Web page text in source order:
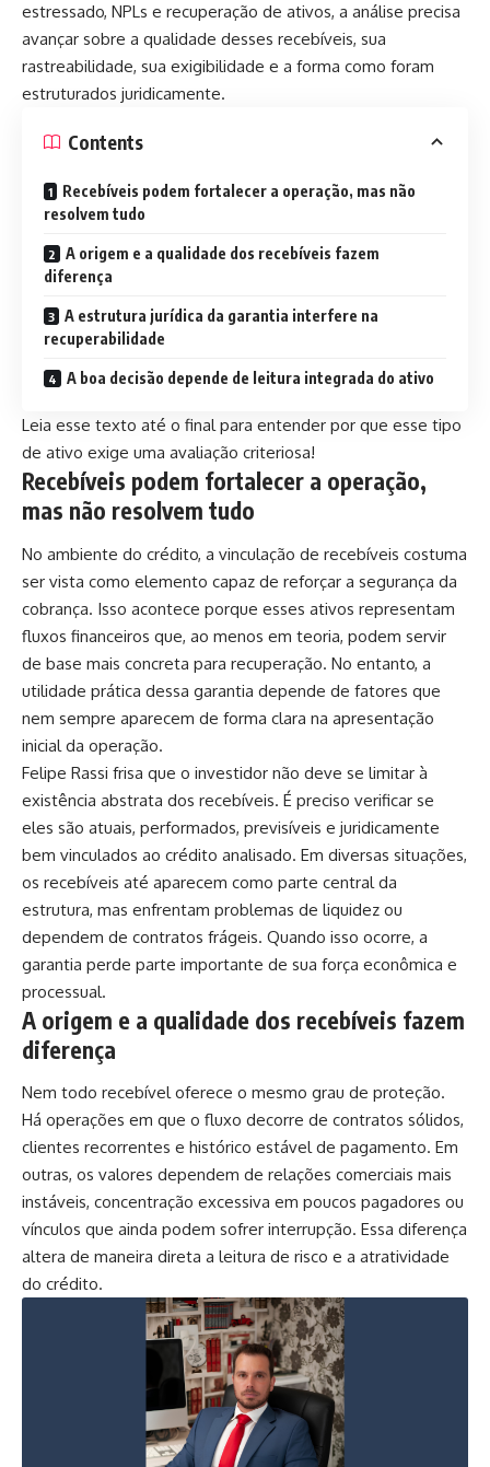
estressado, NPLs e recuperação de ativos, a análise precisa
avançar sobre a qualidade desses recebíveis, sua
rastreabilidade, sua exigibilidade e a forma como foram
estruturados juridicamente.
Contents
Recebíveis podem fortalecer a operação, mas não
resolvem tudo
A origem e a qualidade dos recebíveis fazem
diferença
A estrutura jurídica da garantia interfere na
recuperabilidade
A boa decisão depende de leitura integrada do ativo
Leia esse texto até o final para entender por que esse tipo
de ativo exige uma avaliação criteriosa!
Recebíveis podem fortalecer a operação,
mas não resolvem tudo
No ambiente do crédito, a vinculação de recebíveis costuma
ser vista como elemento capaz de reforçar a segurança da
cobrança. Isso acontece porque esses ativos representam
fluxos financeiros que, ao menos em teoria, podem servir
de base mais concreta para recuperação. No entanto, a
utilidade prática dessa garantia depende de fatores que
nem sempre aparecem de forma clara na apresentação
inicial da operação.
Felipe Rassi frisa que o investidor não deve se limitar à
existência abstrata dos recebíveis. É preciso verificar se
eles são atuais, performados, previsíveis e juridicamente
bem vinculados ao crédito analisado. Em diversas situações,
os recebíveis até aparecem como parte central da
estrutura, mas enfrentam problemas de liquidez ou
dependem de contratos frágeis. Quando isso ocorre, a
garantia perde parte importante de sua força econômica e
processual.
A origem e a qualidade dos recebíveis fazem
diferença
Nem todo recebível oferece o mesmo grau de proteção.
Há operações em que o fluxo decorre de contratos sólidos,
clientes recorrentes e histórico estável de pagamento. Em
outras, os valores dependem de relações comerciais mais
instáveis, concentração excessiva em poucos pagadores ou
vínculos que ainda podem sofrer interrupção. Essa diferença
altera de maneira direta a leitura de risco e a atratividade
do crédito.